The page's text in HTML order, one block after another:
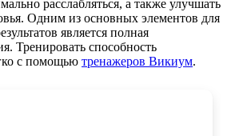
расслабляться, а также улучшать
Одним из основных элементов для
является полная
Тренировать способность
с помощью тренажеров Викиум.